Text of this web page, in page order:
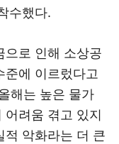
수했다.
으로 인해 소상공
준에 이르렀다고
해는 높은 물가
려움 겪고 있지
적 악화라는 더 큰